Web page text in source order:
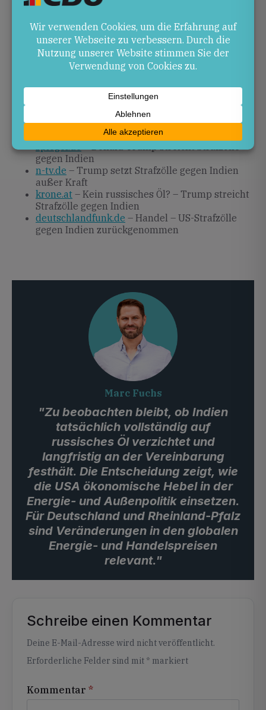
in der Energie- und Außenpolitik einsetzen. Für
Veränderungen in den globalen Energie- und
Handelspreisen relevant.
– Trump hebt Strafzölle gegen
stern.de– Trump hebt Strafzölle gegen Indien
auf und schließt Deal …
spiegel.de– Donald Trump streicht Strafzölle
gegen Indien
n-tv.de – Trump setzt Strafzölle gegen Indien
außer Kraft
krone.at – Kein russisches Öl? – Trump streicht
Strafzölle gegen Indien
deutschlandfunk.de – Handel – US-Strafzölle
gegen Indien zurückgenommen
Marc Fuchs
"Zu beobachten bleibt, ob Indien
tatsächlich vollständig auf
russisches Öl verzichtet und
langfristig an der Vereinbarung
festhält. Die Entscheidung zeigt, wie
die USA ökonomische Hebel in der
Energie- und Außenpolitik einsetzen.
Für Deutschland und Rheinland-Pfalz
sind Veränderungen in den globalen
Energie- und Handelspreisen
relevant."
Schreibe einen Kommentar
Deine E-Mail-Adresse wird nicht veröffentlicht.
Erforderliche Felder sind mit * markiert
Kommentar *
Alternative: